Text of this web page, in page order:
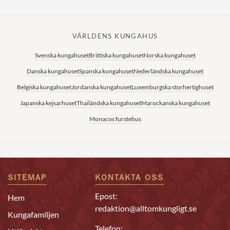
VÄRLDENS KUNGAHUS
Svenska kungahusetBrittiska kungahusetNorska kungahuset
Danska kungahusetSpanska kungahusetNederländska kungahuset
Belgiska kungahusetJordanska kungahusetLuxemburgska storhertighuset
Japanska kejsarhusetThailändska kungahusetMarockanska kungahuset
Monacos furstehus
SITEMAP
Hem
Kungafamiljen
KONTAKTA OSS
Epost:
redaktion@alltomkungligt.se